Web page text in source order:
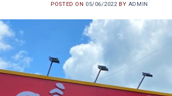
POSTED ON 05/06/2022BY ADMIN